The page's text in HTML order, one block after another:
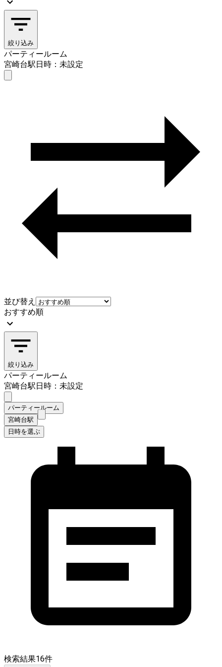
絞り込み
パーティールーム
宮崎台駅日時：未設定
並び替え
おすすめ順
絞り込み
パーティールーム
宮崎台駅日時：未設定
パーティールーム
宮崎台駅
日時を選ぶ
検索結果16件